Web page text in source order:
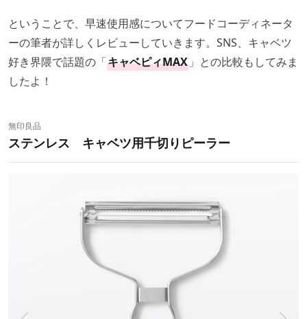
ということで、早速使用感についてフードコーディネータ
ーの筆者が詳しくレビューしていきます。SNS、キャベツ
好き界隈で話題の「キャベピィMAX 」との比較もしてみま
したよ！
無印良品
ステンレス キャベツ用千切りピーラー